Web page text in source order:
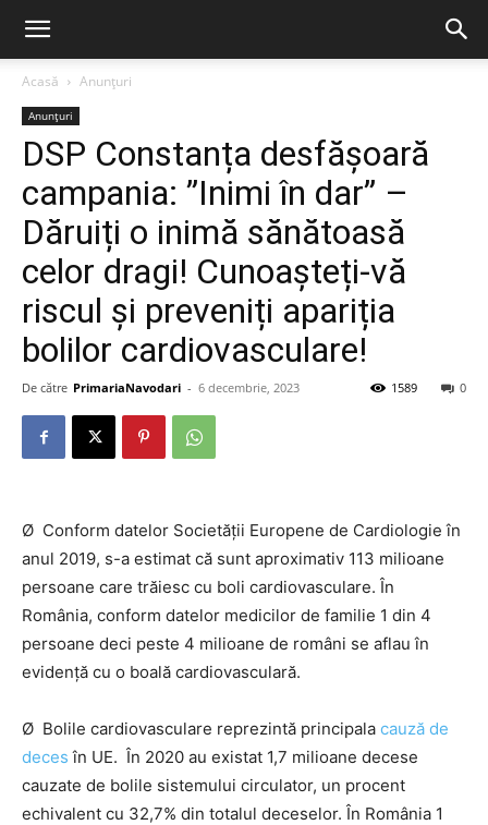
Acasă Anunțuri
Anunțuri
DSP Constanța desfășoară
campania: ”Inimi în dar” –
Dăruiți o inimă sănătoasă
celor dragi! Cunoașteți-vă
riscul și preveniți apariția
bolilor cardiovasculare!
De către PrimariaNavodari - 6 decembrie, 2023 0
1589
Ø Conform datelor Societății Europene de Cardiologie în
anul 2019, s-a estimat că sunt aproximativ 113 milioane
persoane care trăiesc cu boli cardiovasculare. În
România, conform datelor medicilor de familie 1 din 4
persoane deci peste 4 milioane de români se aflau în
evidență cu o boală cardiovasculară.
Ø Bolile cardiovasculare reprezintă principala cauză de
deces în UE. În 2020 au existat 1,7 milioane decese
cauzate de bolile sistemului circulator, un procent
echivalent cu 32,7% din totalul deceselor. În România 1